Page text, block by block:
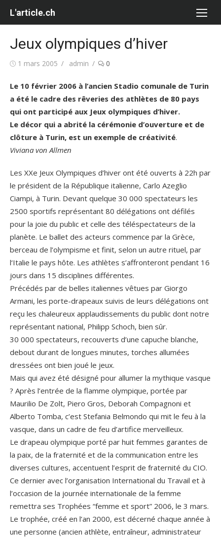
L'article.ch
Jeux olympiques d’hiver
Publié1 mars 2005 Auteur/autrice
admin 0
Le 10 février 2006 à l’ancien Stadio comunale de Turin
a été le cadre des rêveries des athlètes de 80 pays
qui ont participé aux Jeux olympiques d’hiver.
Le décor qui a abrité la cérémonie d’ouverture et de
clôture à Turin, est un exemple de créativité.
Viviana von Allmen
Les XXe Jeux Olympiques d’hiver ont été ouverts à 22h par
le président de la République italienne, Carlo Azeglio
Ciampi, à Turin. Devant quelque 30 000 spectateurs les
2500 sportifs représentant 80 délégations ont défilés
pour la joie du public et celle des téléspectateurs de la
planète. Le ballet des acteurs commence par la Grèce,
berceau de l’olympisme et finit, selon un autre rituel, par
l‘Italie le pays hôte. Les athlètes s’affronteront pendant 16
jours dans 15 disciplines différentes.
Précédés par de belles italiennes vêtues par Giorgo
Armani, les porte-drapeaux suivis de leurs délégations ont
reçu les chaleureux applaudissements du public dont notre
représentant national, Philipp Schoch, bien sûr.
30 000 spectateurs, recouverts d’une capuche blanche,
debout durant de longues minutes, torches allumées
dressées ont bien joué le jeux.
Mais qui avez été désigné pour allumer la mythique vasque
? Après l’entrée de la flamme olympique, portée par
Maurilio De Zolt, Piero Gros, Deborah Compagnoni et
Alberto Tomba, c’est Stefania Belmondo qui mit le feu à la
vasque, dans un cadre de feu d’artifice merveilleux.
Le drapeau olympique porté par huit femmes garantes de
la paix, de la fraternité et de la communication entre les
diverses cultures, accentuent l’esprit de fraternité du CIO.
Ce dernier avec l’organisation International du Travail et à
l’occasion de la journée internationale de la femme
remettra ses Trophées “femme et sport” 2006, le 3 mars.
Le trophée, créé en l’an 2000, est décerné chaque année à
une personne (ancien athlète, entraîneur, administrateur